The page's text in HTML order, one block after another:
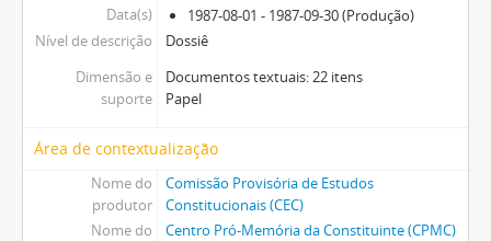
Data(s)
1987-08-01 - 1987-09-30 (Produção)
Nível de descrição
Dossiê
Dimensão e
suporte
Documentos textuais: 22 itens
Papel
Área de contextualização
Nome do
produtor
Comissão Provisória de Estudos
Constitucionais (CEC)
Nome do
Centro Pró-Memória da Constituinte (CPMC)